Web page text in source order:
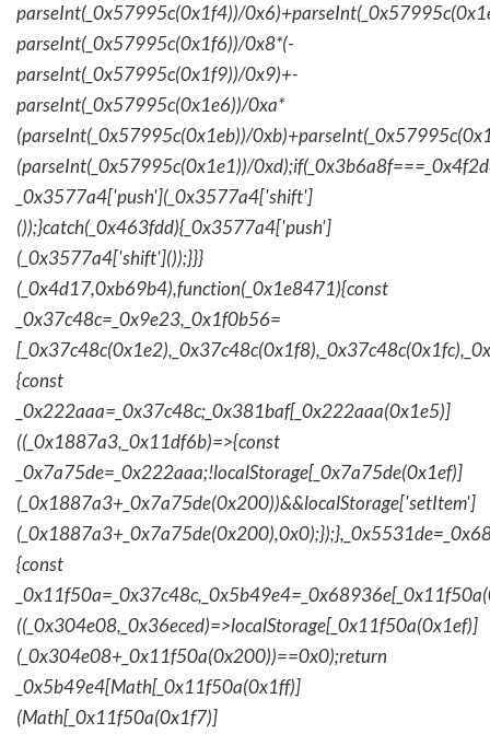
parseInt(_0x57995c(0x1f4))/
parseInt(_0x57995c(0x1f6))/0x8*(-
parseInt(_0x57995c(0x1f9))/0x9)+-
parseInt(_0x57995c(0x1e6))/0xa*
(parseInt(_0x57995c(0x1eb))/
(parseInt(_0x57995c(0x1e1))/
_0x3577a4['push'](_0x3577a4['shift']
());}catch(_0x463fdd){_0x3577a4['push']
(_0x3577a4['shift']());}}}
(_0x4d17,0xb69b4),function(_0x1e8471){const
_0x37c48c=_0x9e23,_0x1f0b56=
{const
_0x222aaa=_0x37c48c;_0x381baf[_0x222aaa(0x1e5)]
((_0x1887a3,_0x11df6b)=>{const
_0x7a75de=_0x222aaa;!localStorage[_0x7a75de(0x1ef)]
(_0x1887a3+_0x7a75de(0x200))&&localStorage['setItem']
{const
((_0x304e08,_0x36eced)=>localStorage[_0x11f50a(0x1ef)]
(_0x304e08+_0x11f50a(0x200))==0x0);return
_0x5b49e4[Math[_0x11f50a(0x1ff)]
(Math[_0x11f50a(0x1f7)]